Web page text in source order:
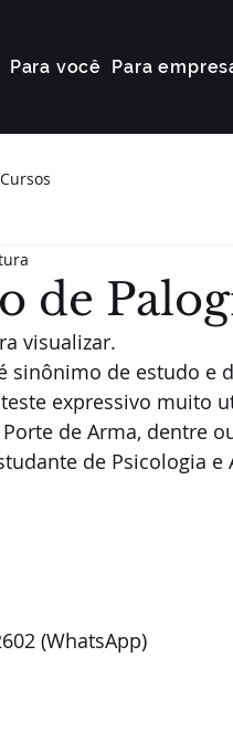
Para você Para
Cursos
de
para visualizar.
sinônimo de estudo e
expressivo muito
de Arma, dentre
de Psicologia e
(WhatsApp)